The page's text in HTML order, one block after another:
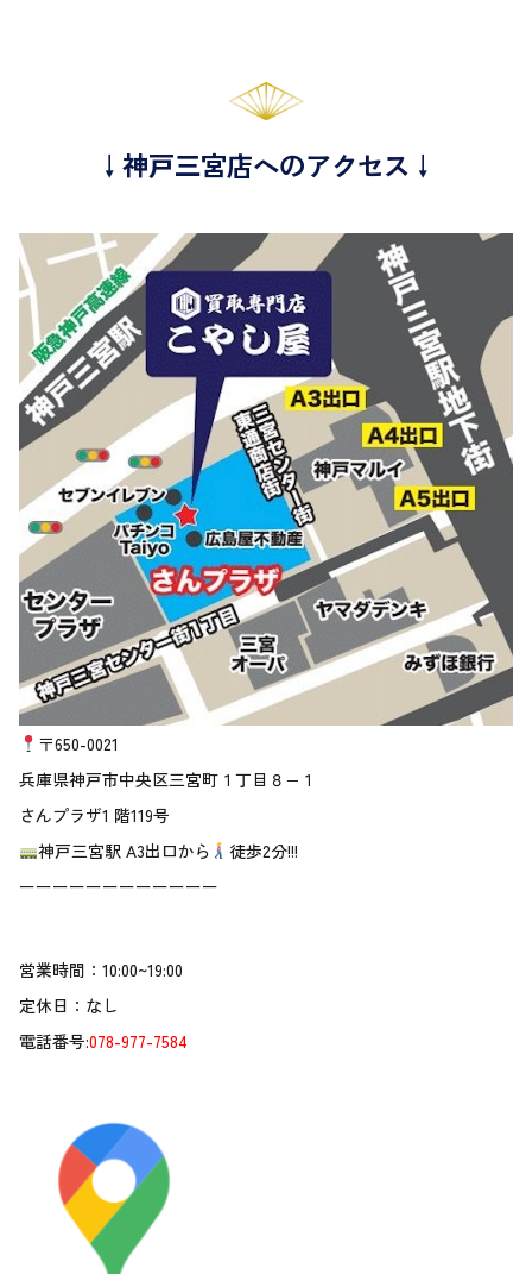
↓神戸三宮店へのアクセス↓
〒650-0021
兵庫県神戸市中央区三宮町１丁目８−１
さんプラザ1 階119号
神戸三宮駅 A3出口から
徒歩2分!!!
ーーーーーーーーーーーー
営業時間：10:00~19:00
定休日：なし
電話番号:078-977-7584